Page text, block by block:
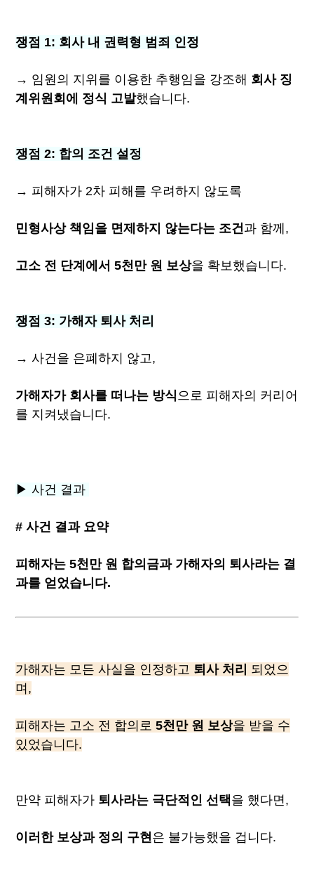
쟁점 1: 회사 내 권력형 범죄 인정
→ 임원의 지위를 이용한 추행임을 강조해 회사 징
계위원회에 정식 고발했습니다.
쟁점 2: 합의 조건 설정
→ 피해자가 2차 피해를 우려하지 않도록
민형사상 책임을 면제하지 않는다는 조건과 함께,
고소 전 단계에서 5천만 원 보상을 확보했습니다.
쟁점 3: 가해자 퇴사 처리
→ 사건을 은폐하지 않고,
가해자가 회사를 떠나는 방식으로 피해자의 커리어
를 지켜냈습니다.
▶ 사건 결과
# 사건 결과 요약
피해자는 5천만 원 합의금과 가해자의 퇴사라는 결
과를 얻었습니다.
가해자는 모든 사실을 인정하고 퇴사 처리 되었으
며,
피해자는 고소 전 합의로5천만 원 보상을 받을 수
있었습니다.
만약 피해자가 퇴사라는 극단적인 선택을 했다면,
이러한 보상과 정의 구현은 불가능했을 겁니다.